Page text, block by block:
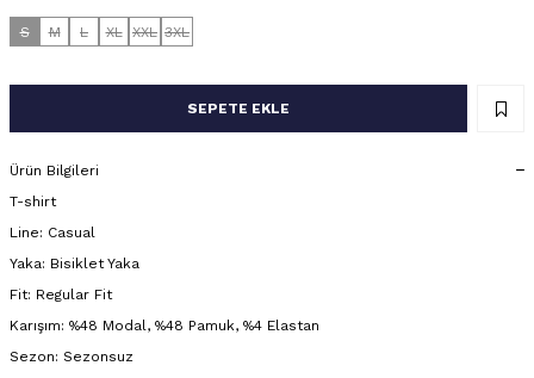
S M L XL XXL 3XL
SEPETE EKLE
Ürün Bilgileri
T-shirt
Line: Casual
Yaka: Bisiklet Yaka
Fit: Regular Fit
Karışım: %48 Modal, %48 Pamuk, %4 Elastan
Sezon: Sezonsuz